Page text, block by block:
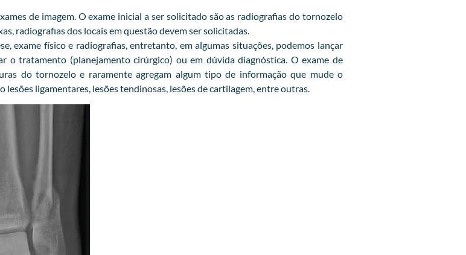
de imagem. O exame inicial a ser solicitado são as radiografias do tornozelo
radiografias dos locais em questão devem ser solicitadas.
exame físico e radiografias, entretanto, em algumas situações, podemos lançar
o tratamento (planejamento cirúrgico) ou em dúvida diagnóstica. O exame de
do tornozelo e raramente agregam algum tipo de informação que mude o
ligamentares, lesões tendinosas, lesões de cartilagem, entre outras.